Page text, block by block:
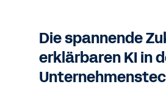
Die spannende
erklärbaren KI in